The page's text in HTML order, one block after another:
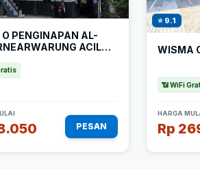
O PENGINAPAN AL-
ACIL
PESAN
⭐ 9.1
WISMA
📶 WiFi
HARGA
Rp